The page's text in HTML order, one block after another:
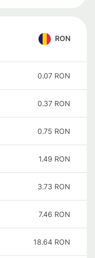
RON
0.07 RON
0.37 RON
0.75 RON
1.49 RON
3.73 RON
7.46 RON
18.64 RON